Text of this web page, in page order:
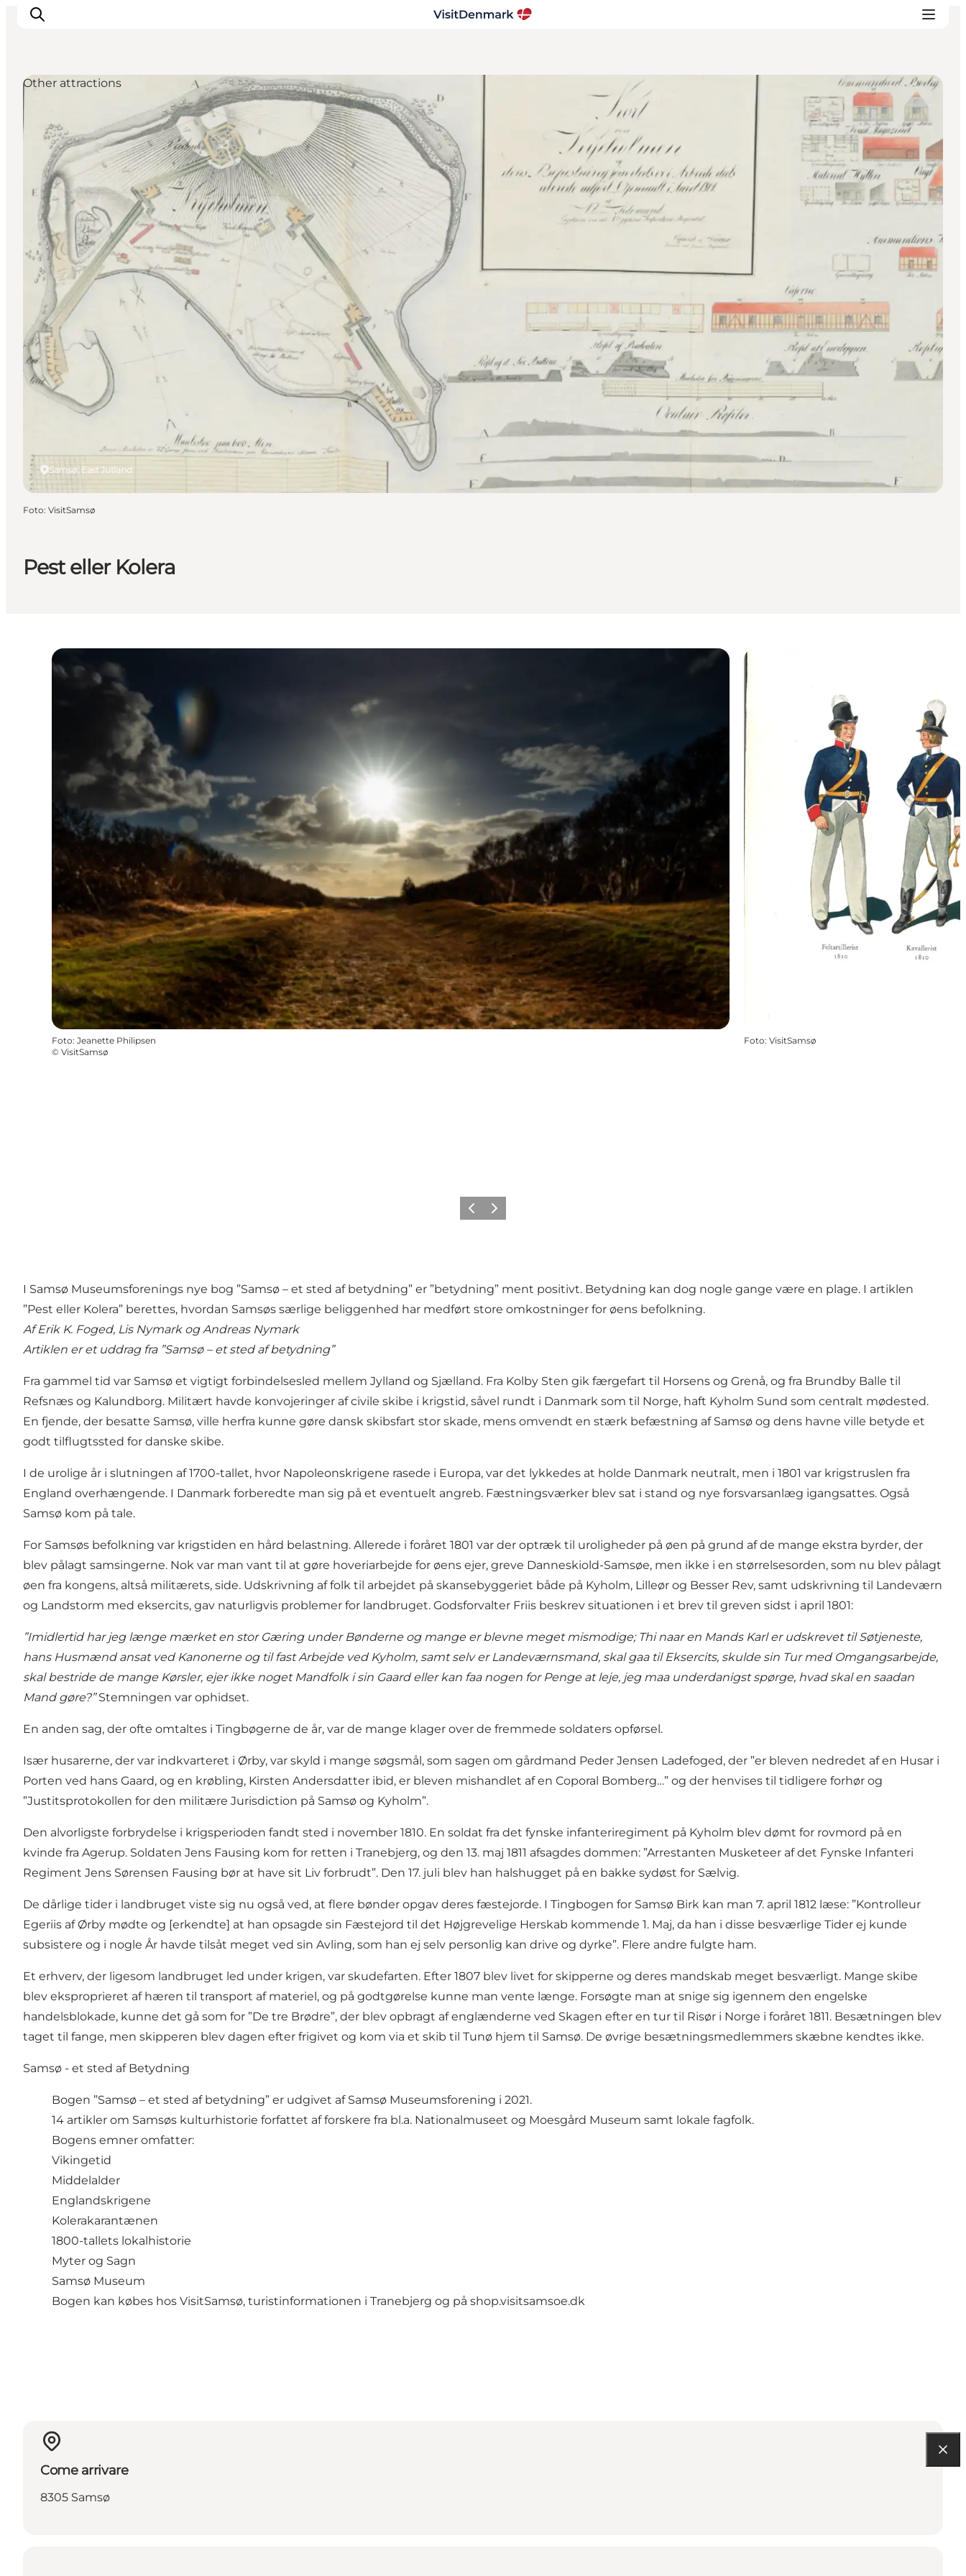
Ispirazioni
Dove andare
Cosa fare
Dove dormire
Pianifica il viaggio
Pest eller Kolera
Samsø, East Jutland
Other attractions
Foto: VisitSamsø
Foto: Jeanette Philipsen
© VisitSamsø
Foto: VisitSamsø
Precedente
Avanti
I Samsø Museumsforenings nye bog ”Samsø – et sted af betydning” er ”betydning” ment positivt. Betydning kan dog nogle gange være en plage. I artiklen
”Pest eller Kolera” berettes, hvordan Samsøs særlige beliggenhed har medført store omkostninger for øens befolkning.
Af Erik K. Foged, Lis Nymark og Andreas Nymark
Artiklen er et uddrag fra ”Samsø – et sted af betydning”
Fra gammel tid var Samsø et vigtigt forbindelsesled mellem Jylland og Sjælland. Fra Kolby Sten gik færgefart til Horsens og Grenå, og fra Brundby Balle til
Refsnæs og Kalundborg. Militært havde konvojeringer af civile skibe i krigstid, såvel rundt i Danmark som til Norge, haft Kyholm Sund som centralt mødested.
En fjende, der besatte Samsø, ville herfra kunne gøre dansk skibsfart stor skade, mens omvendt en stærk befæstning af Samsø og dens havne ville betyde et
godt tilflugtssted for danske skibe.
I de urolige år i slutningen af 1700-tallet, hvor Napoleonskrigene rasede i Europa, var det lykkedes at holde Danmark neutralt, men i 1801 var krigstruslen fra
England overhængende. I Danmark forberedte man sig på et eventuelt angreb. Fæstningsværker blev sat i stand og nye forsvarsanlæg igangsattes. Også
Samsø kom på tale.
For Samsøs befolkning var krigstiden en hård belastning. Allerede i foråret 1801 var der optræk til uroligheder på øen på grund af de mange ekstra byrder, der
blev pålagt samsingerne. Nok var man vant til at gøre hoveriarbejde for øens ejer, greve Danneskiold-Samsøe, men ikke i en størrelsesorden, som nu blev pålagt
øen fra kongens, altså militærets, side. Udskrivning af folk til arbejdet på skansebyggeriet både på Kyholm, Lilleør og Besser Rev, samt udskrivning til Landeværn
og Landstorm med eksercits, gav naturligvis problemer for landbruget. Godsforvalter Friis beskrev situationen i et brev til greven sidst i april 1801:
”Imidlertid har jeg længe mærket en stor Gæring under Bønderne og mange er blevne meget mismodige; Thi naar en Mands Karl er udskrevet til Søtjeneste,
hans Husmænd ansat ved Kanonerne og til fast Arbejde ved Kyholm, samt selv er Landeværnsmand, skal gaa til Eksercits, skulde sin Tur med Omgangsarbejde,
skal bestride de mange Kørsler, ejer ikke noget Mandfolk i sin Gaard eller kan faa nogen for Penge at leje, jeg maa underdanigst spørge, hvad skal en saadan
Mand gøre?”Stemningen var ophidset.
En anden sag, der ofte omtaltes i Tingbøgerne de år, var de mange klager over de fremmede soldaters opførsel.
Især husarerne, der var indkvarteret i Ørby, var skyld i mange søgsmål, som sagen om gårdmand Peder Jensen Ladefoged, der ”er bleven nedredet af en Husar i
Porten ved hans Gaard, og en krøbling, Kirsten Andersdatter ibid, er bleven mishandlet af en Coporal Bomberg…” og der henvises til tidligere forhør og
”Justitsprotokollen for den militære Jurisdiction på Samsø og Kyholm”.
Den alvorligste forbrydelse i krigsperioden fandt sted i november 1810. En soldat fra det fynske infanteriregiment på Kyholm blev dømt for rovmord på en
kvinde fra Agerup. Soldaten Jens Fausing kom for retten i Tranebjerg, og den 13. maj 1811 afsagdes dommen: ”Arrestanten Musketeer af det Fynske Infanteri
Regiment Jens Sørensen Fausing bør at have sit Liv forbrudt”. Den 17. juli blev han halshugget på en bakke sydøst for Sælvig.
De dårlige tider i landbruget viste sig nu også ved, at flere bønder opgav deres fæstejorde. I Tingbogen for Samsø Birk kan man 7. april 1812 læse: ”Kontrolleur
Egeriis af Ørby mødte og [erkendte] at han opsagde sin Fæstejord til det Højgrevelige Herskab kommende 1. Maj, da han i disse besværlige Tider ej kunde
subsistere og i nogle År havde tilsåt meget ved sin Avling, som han ej selv personlig kan drive og dyrke”. Flere andre fulgte ham.
Et erhverv, der ligesom landbruget led under krigen, var skudefarten. Efter 1807 blev livet for skipperne og deres mandskab meget besværligt. Mange skibe
blev eksproprieret af hæren til transport af materiel, og på godtgørelse kunne man vente længe. Forsøgte man at snige sig igennem den engelske
handelsblokade, kunne det gå som for ”De tre Brødre”, der blev opbragt af englænderne ved Skagen efter en tur til Risør i Norge i foråret 1811. Besætningen blev
taget til fange, men skipperen blev dagen efter frigivet og kom via et skib til Tunø hjem til Samsø. De øvrige besætningsmedlemmers skæbne kendtes ikke.
Samsø - et sted af Betydning
Bogen ”Samsø – et sted af betydning” er udgivet af Samsø Museumsforening i 2021.
14 artikler om Samsøs kulturhistorie forfattet af forskere fra bl.a. Nationalmuseet og Moesgård Museum samt lokale fagfolk.
Bogens emner omfatter:
Vikingetid
Middelalder
Englandskrigene
Kolerakarantænen
1800-tallets lokalhistorie
Myter og Sagn
Samsø Museum
Bogen kan købes hos VisitSamsø, turistinformationen i Tranebjerg og på shop.visitsamsoe.dk
Come arrivare
8305 Samsø